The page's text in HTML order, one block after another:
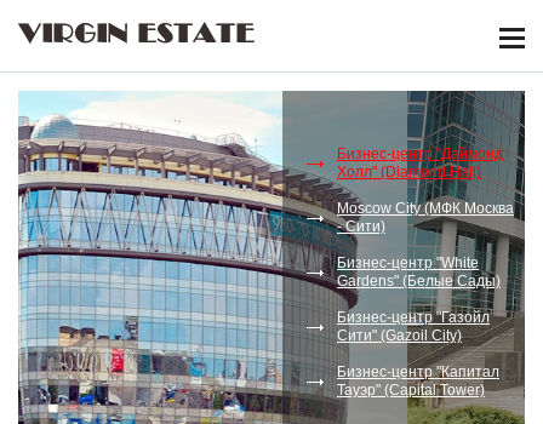
VIRGIN ESTATE
Бизнес-центр "Даймонд
Холл" (Diamond Hall)
Moscow City (МФК Москва
- Сити)
Бизнес-центр "White
Gardens" (Белые Сады)
Бизнес-центр "Газойл
Сити" (Gazoil City)
Бизнес-центр "Капитал
Тауэр" (Capital Tower)